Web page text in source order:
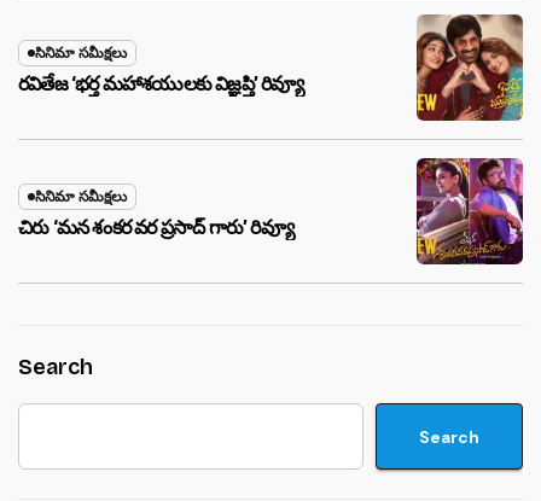
సినిమా సమీక్షలు
రవితేజ ‘భర్త మహాశయులకు విజ్ఞప్తి’ రివ్యూ
సినిమా సమీక్షలు
చిరు ‘మ‌న శంక‌ర వ‌ర ప్ర‌సాద్ గారు’ రివ్యూ
Search
Search